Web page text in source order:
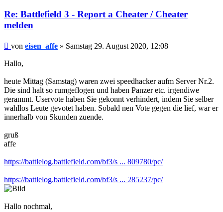
Re: Battlefield 3 - Report a Cheater / Cheater
melden
Beitrag
von eisen_affe » Samstag 29. August 2020, 12:08
Hallo,
heute Mittag (Samstag) waren zwei speedhacker aufm Server Nr.2.
Die sind halt so rumgeflogen und haben Panzer etc. irgendiwe
gerammt. Uservote haben Sie gekonnt verhindert, indem Sie selber
wahllos Leute gevotet haben. Sobald nen Vote gegen die lief, war er
innerhalb von Skunden zuende.
gruß
affe
https://battlelog.battlefield.com/bf3/s ... 809780/pc/
https://battlelog.battlefield.com/bf3/s ... 285237/pc/
Hallo nochmal,